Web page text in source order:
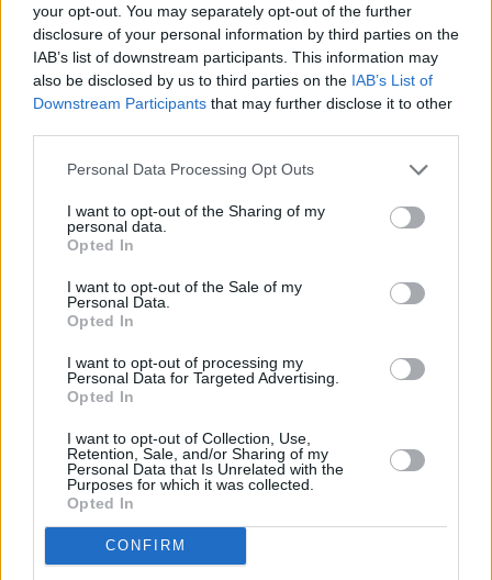
your opt-out. You may separately opt-out of the further
disclosure of your personal information by third parties on the
IAB’s list of downstream participants. This information may
also be disclosed by us to third parties on the IAB’s List of
Downstream Participants that may further disclose it to other
Personal Data Processing Opt Outs
I want to opt-out of the Sharing of my
personal data.
Opted In
I want to opt-out of the Sale of my
Personal Data.
Opted In
I want to opt-out of processing my
Personal Data for Targeted Advertising.
Opted In
I want to opt-out of Collection, Use,
Retention, Sale, and/or Sharing of my
Personal Data that Is Unrelated with the
Purposes for which it was collected.
Opted In
CONFIRM